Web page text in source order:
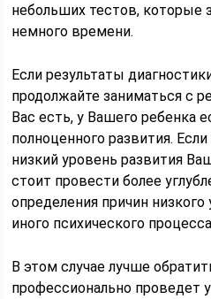
небольших тестов, которые
немного времени.
Если результаты
продолжайте заниматься с
Вас есть, у Вашего ребенка
полноценного развития.
низкий уровень развития
стоит провести более
определения причин низкого
иного психического
В этом случае лучше
профессионально проведет